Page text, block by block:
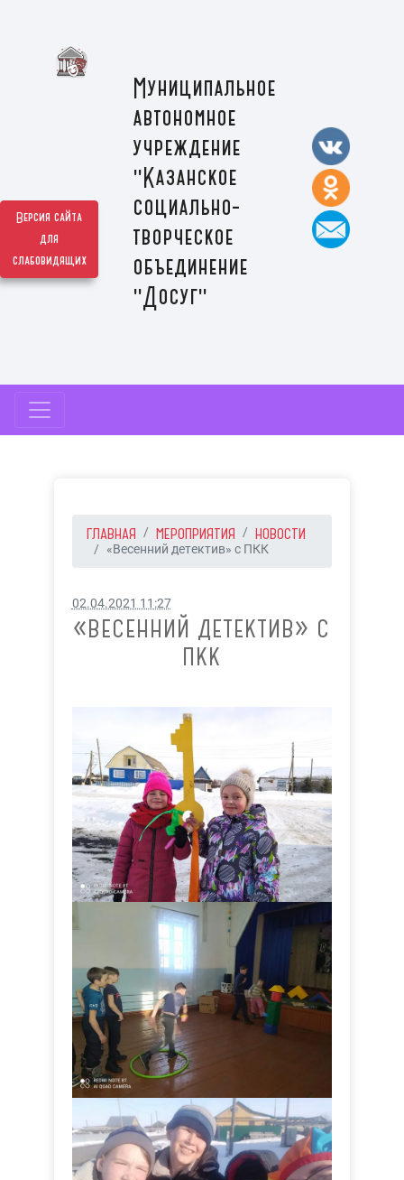
Версия сайта
для
слабовидящих
Муниципальное
автономное
учреждение
"Казанское
социально-
творческое
объединение
"Досуг"
ГЛАВНАЯ МЕРОПРИЯТИЯ НОВОСТИ
«Весенний детектив» с ПКК
02.04.2021 11:27
«ВЕСЕННИЙ ДЕТЕКТИВ» С
ПКК